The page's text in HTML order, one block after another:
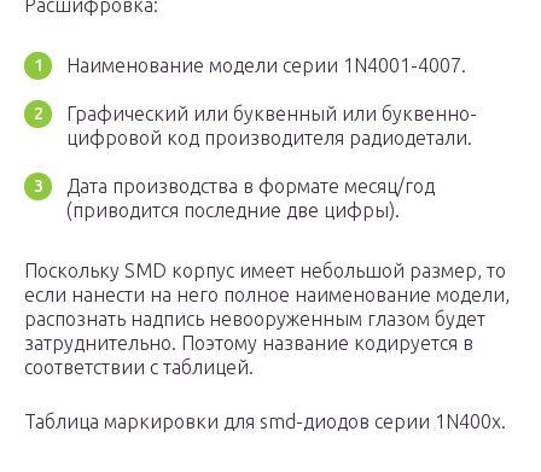
Расшифровка:
Наименование модели серии 1N4001-4007.
Графический или буквенный или буквенно-
цифровой код производителя радиодетали.
Дата производства в формате месяц/год
(приводится последние две цифры).
Поскольку SMD корпус имеет небольшой размер, то
если нанести на него полное наименование модели,
распознать надпись невооруженным глазом будет
затруднительно. Поэтому название кодируется в
соответствии с таблицей.
Таблица маркировки для smd-диодов серии 1N400x.